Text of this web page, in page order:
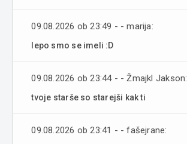
09.08.2026 ob 23:49 - - marija:
lepo smo se imeli :D
09.08.2026 ob 23:44 - - Žmajkl Jakson:
tvoje starše so starejši kak ti
09.08.2026 ob 23:41 - - fašejrane: